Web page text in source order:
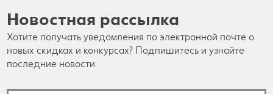
Новостная рассылка
Хотите получать уведомления по электронной почте о
новых скидках и конкурсах? Подпишитесь и узнайте
последние новости.